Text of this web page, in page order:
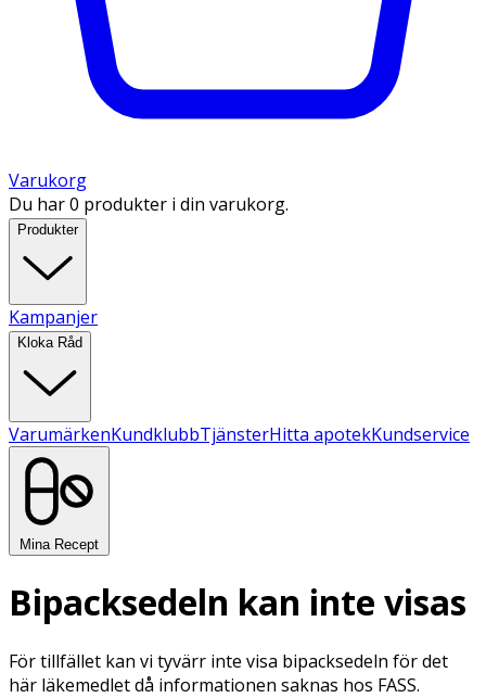
Varukorg
Du har 0 produkter i din varukorg.
Produkter
Kampanjer
Kloka Råd
VarumärkenKundklubbTjänsterHitta apotekKundservice
Mina Recept
Bipacksedeln kan inte visas
För tillfället kan vi tyvärr inte visa bipacksedeln för det
här läkemedlet då informationen saknas hos FASS.